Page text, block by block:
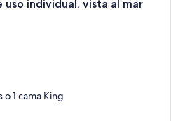
individual, vista al mar
1 cama King